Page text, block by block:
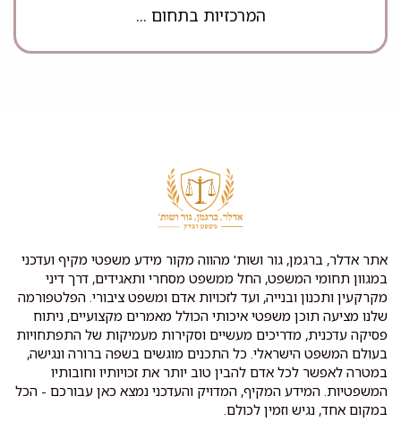
המרכזיות בתחום ...
אתר אדלר, ברגמן, גור ושות' מהווה מקור מידע משפטי מקיף ועדכני
במגוון תחומי המשפט, החל ממשפט מסחרי ותאגידים, דרך דיני
מקרקעין ותכנון ובנייה, ועד לזכויות אדם ומשפט ציבורי. הפלטפורמה
שלנו מציעה תוכן משפטי איכותי הכולל מאמרים מקצועיים, ניתוח
פסיקה עדכנית, מדריכים מעשיים וסקירות מעמיקות של התפתחויות
בעולם המשפט הישראלי. כל התכנים מוגשים בשפה ברורה ונגישה,
במטרה לאפשר לכל אדם להבין טוב יותר את זכויותיו וחובותיו
המשפטיות. המידע המקיף, המדויק והעדכני נמצא כאן עבורכם - הכל
במקום אחד, נגיש וזמין לכולם.